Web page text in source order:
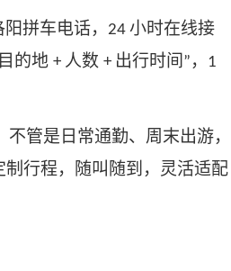
拼车电话， 24 小时在线接
目的地 + 人数 + 出行时间 ” ， 1
管是日常通勤、周末出游，
行程，随叫随到，灵活适配